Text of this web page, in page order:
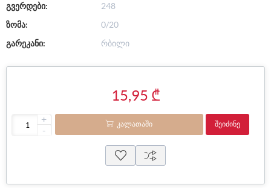
გვერდები:
248
ზომა:
0/20
გარეკანი:
რბილი
15,95 ₾
+
-
ᲙᲐᲚᲐᲗᲐᲨᲘ ᲨᲔᲘᲫᲘᲜᲔ